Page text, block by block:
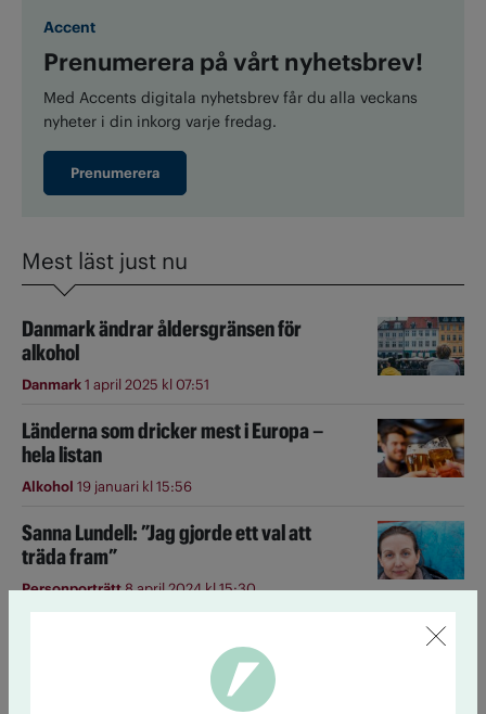
Accent
Prenumerera på vårt nyhetsbrev!
Med Accents digitala nyhetsbrev får du alla veckans
nyheter i din inkorg varje fredag.
Prenumerera
Mest läst just nu
Danmark ändrar åldersgränsen för
alkohol
Danmark1 april 2025 kl 07:51
Länderna som dricker mest i Europa –
hela listan
Alkohol 19 januari kl 15:56
Sanna Lundell: ”Jag gjorde ett val att
träda fram”
Personporträtt8 april 2024 kl 15:30
27 april 2016 kl 07:19